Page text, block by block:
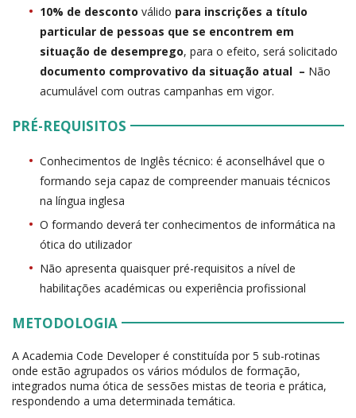
10% de desconto válido para inscrições a título
particular de pessoas que se encontrem em
situação de desemprego, para o efeito, será solicitado
documento comprovativo da situação atual – Não
acumulável com outras campanhas em vigor.
PRÉ-REQUISITOS
Conhecimentos de Inglês técnico: é aconselhável que o
formando seja capaz de compreender manuais técnicos
na língua inglesa
O formando deverá ter conhecimentos de informática na
ótica do utilizador
Não apresenta quaisquer pré-requisitos a nível de
habilitações académicas ou experiência profissional
METODOLOGIA
A Academia Code Developer é constituída por 5 sub-rotinas
onde estão agrupados os vários módulos de formação,
integrados numa ótica de sessões mistas de teoria e prática,
respondendo a uma determinada temática.